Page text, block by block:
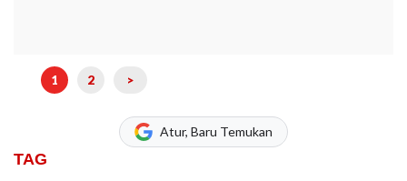
1 2 >
Atur, Baru Temukan
TAG